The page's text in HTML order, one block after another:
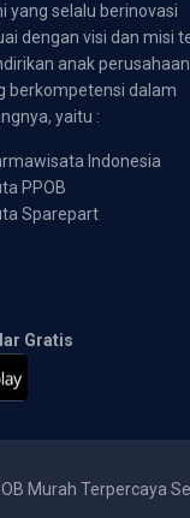
yang selalu berinovasi
dengan visi dan misi
anak perusahaan
berkompetensi dalam
yaitu :
Indonesia
PPOB
Sparepart
Gratis
Murah Terpercaya